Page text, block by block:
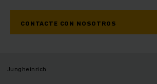
CONTACTE CON NOSOTROS
Jungheinrich